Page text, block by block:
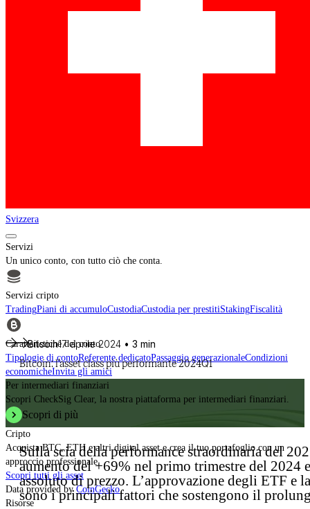
Svizzera
Servizi
Un unico conto, con tutto ciò che conta.
Servizi cripto
TradingPiani di accumuloCustodiaCustodia per prestitiStakingFiscalità
Caratteristiche del conto
Tipologie di contoReferente dedicatoPassaggio generazionaleCondizioni
economicheInvita gli amici
Per intermediari finanziari
Scopri CheckSig Clear, la nostra piattaforma per intermediari finanziari.
Scopri di più
Cripto
Acquista BTC, ETH e altri digital asset e crea il tuo portafoglio con un
approccio professionale.
Scopri tutti gli asset
Data provided by CoinGecko
Risorse
Bitcoin17 aprile 2024 • 3 min
Bitcoin: l’asset class più performante 2024Q1
Sulla scia della performance straordinaria del
aumento del +69% nel primo trimestre del 2024
assoluto di prezzo. L’approvazione degli ETF e
sono i principali fattori che sostengono il